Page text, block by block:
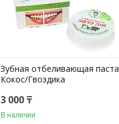
Зубная отбеливающая паста
Кокос/Гвоздика
3 000 ₸
В наличии